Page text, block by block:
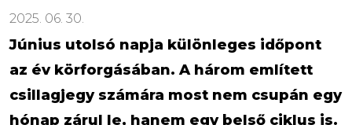
2025. 06. 30.
Június utolsó napja különleges időpont
az év körforgásában. A három említett
csillagjegy számára most nem csupán egy
hónap zárul le, hanem egy belső ciklus is.